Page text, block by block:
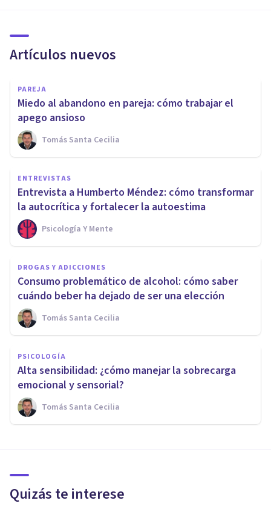
Artículos nuevos
PAREJA
Miedo al abandono en pareja: cómo trabajar el
apego ansioso
Tomás Santa Cecilia
ENTREVISTAS
Entrevista a Humberto Méndez: cómo transformar
la autocrítica y fortalecer la autoestima
Psicología Y Mente
DROGAS Y ADICCIONES
Consumo problemático de alcohol: cómo saber
cuándo beber ha dejado de ser una elección
Tomás Santa Cecilia
PSICOLOGÍA
Alta sensibilidad: ¿cómo manejar la sobrecarga
emocional y sensorial?
Tomás Santa Cecilia
Quizás te interese